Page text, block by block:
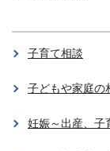
子育て相談
子どもや家庭の
妊娠～出産、子